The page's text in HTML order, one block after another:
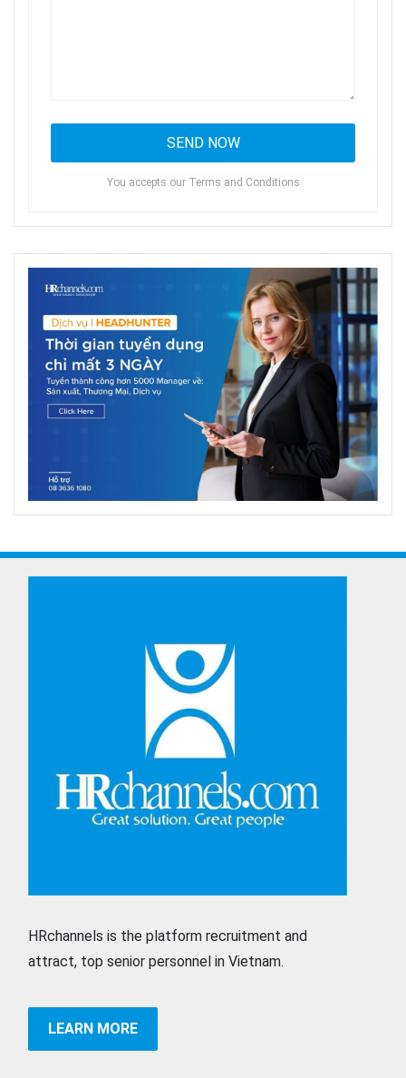
You accepts our Terms and Conditions
HRchannels is the platform recruitment and
attract, top senior personnel in Vietnam.
LEARN MORE